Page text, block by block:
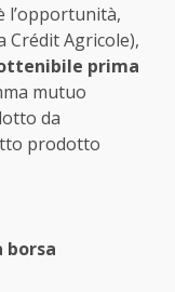
l’opportunità,
Crédit Agricole),
prima
mutuo
da
prodotto
borsa